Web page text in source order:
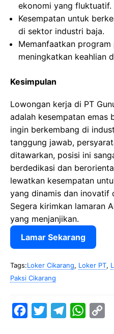
ekonomi yang fluktuatif.
Kesempatan untuk
di sektor industri baja.
Memanfaatkan
meningkatkan keahlian
Kesimpulan
Lowongan kerja di PT
adalah kesempatan emas
ingin berkembang di
tanggung jawab,
ditawarkan, posisi ini
berdedikasi dan
lewatkan kesempatan
yang dinamis dan inovatif
Segera kirimkan lamaran
yang menjanjikan.
Lamar Sekarang
Tags:Loker Cikarang, Loker PT,
Paksi Cikarang
W